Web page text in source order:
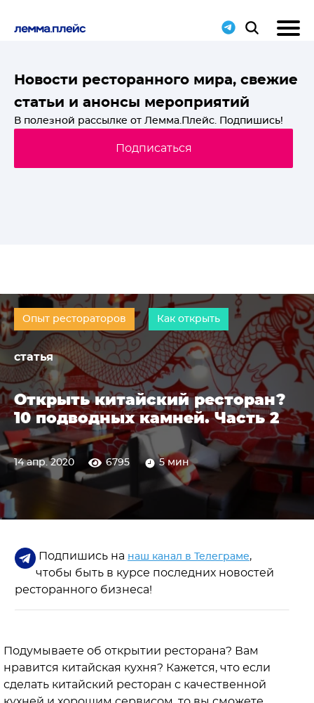
Новости ресторанного мира, свежие
статьи и анонсы мероприятий
В полезной рассылке от Лемма.Плейс. Подпишись!
Подписаться
Опыт рестораторов Как открыть
статья
Открыть китайский ресторан?
10 подводных камней. Часть 2
14 апр. 2020 6795 5 мин
Подпишись на наш канал в Телеграме,
чтобы быть в курсе последних новостей
ресторанного бизнеса!
Подумываете об открытии ресторана? Вам
нравится китайская кухня? Кажется, что если
сделать китайский ресторан с качественной